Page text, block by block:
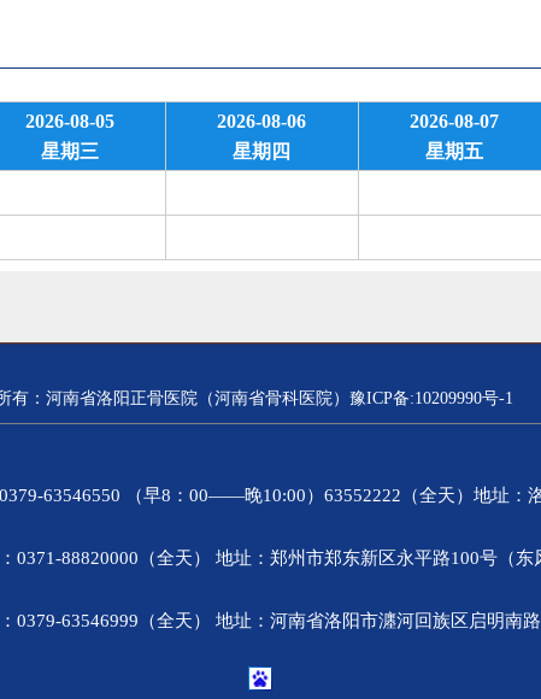
2026-08-05
星期三
2026-08-06
星期四
2026-08-07
星期五
有：河南省洛阳正骨医院（河南省骨科医院）豫ICP备:10209990号-1
63546550 （早8：00——晚10:00）63552222（全天）地址：
88820000（全天） 地址：郑州市郑东新区永平路100号（东
63546999（全天） 地址：河南省洛阳市瀍河回族区启明南